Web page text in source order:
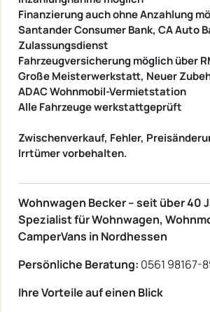
Finanzierung auch ohne Anzahlung
Santander Consumer Bank, CA Auto
Zulassungsdienst
Fahrzeugversicherung möglich über
Große Meisterwerkstatt, Neuer
ADAC Wohnmobil-Vermietstation
Alle Fahrzeuge werkstattgeprüft
Zwischenverkauf, Fehler,
Irrtümer vorbehalten.
Wohnwagen Becker – seit über 40
Spezialist für Wohnwagen,
CamperVans in Nordhessen
Persönliche Beratung: 0561 98167-
Ihre Vorteile auf einen Blick